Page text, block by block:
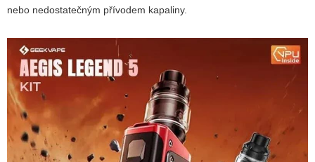
nebo nedostatečným přívodem kapaliny.